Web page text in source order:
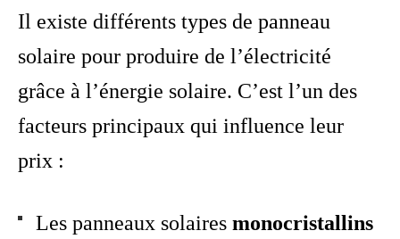
Il existe différents types de panneau
solaire pour produire de l’électricité
grâce à l’énergie solaire. C’est l’un des
facteurs principaux qui influence leur
prix :
Les panneaux solaires monocristallins